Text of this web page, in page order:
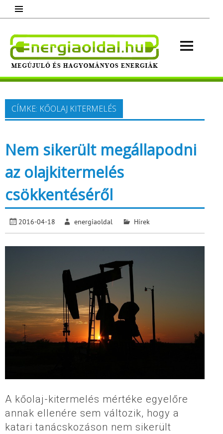
content
Megújuló és hagyományos energiák.
Minden, ami energia!
CÍMKE: KŐOLAJ KITERMELÉS
Nem sikerült megállapodni
az olajkitermelés
csökkentéséről
2016-04-18 energiaoldal Hírek
A kőolaj-kitermelés mértéke egyelőre
annak ellenére sem változik, hogy a
katari tanácskozáson nem sikerült